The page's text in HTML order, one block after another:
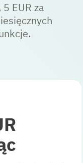
EUR za